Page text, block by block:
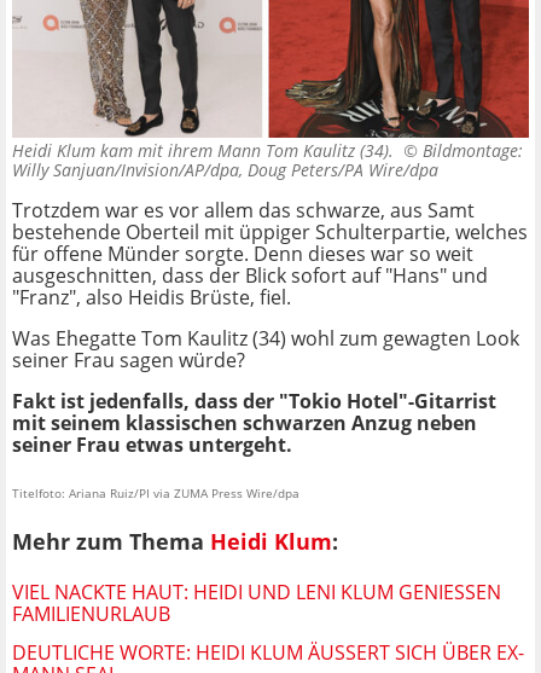
Heidi Klum kam mit ihrem Mann Tom Kaulitz (34). © Bildmontage:
Willy Sanjuan/Invision/AP/dpa, Doug Peters/PA Wire/dpa
Trotzdem war es vor allem das schwarze, aus Samt
bestehende Oberteil mit üppiger Schulterpartie, welches
für offene Münder sorgte. Denn dieses war so weit
ausgeschnitten, dass der Blick sofort auf "Hans" und
"Franz", also Heidis Brüste, fiel.
Was Ehegatte Tom Kaulitz (34) wohl zum gewagten Look
seiner Frau sagen würde?
Fakt ist jedenfalls, dass der "Tokio Hotel"-Gitarrist
mit seinem klassischen schwarzen Anzug neben
seiner Frau etwas untergeht.
Titelfoto: Ariana Ruiz/PI via ZUMA Press Wire/dpa
Mehr zum Thema Heidi Klum:
VIEL NACKTE HAUT: HEIDI UND LENI KLUM GENIESSEN F
AMILIENURLAUB
DEUTLICHE WORTE: HEIDI KLUM ÄUSSERT SICH ÜBER EX-M